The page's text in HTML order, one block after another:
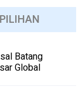
PILIHAN
Batang
Global